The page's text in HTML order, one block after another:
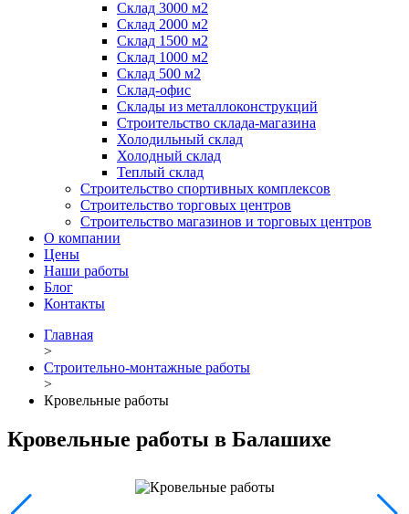
Склад 3000 м2
Склад 2000 м2
Склад 1500 м2
Склад 1000 м2
Склад 500 м2
Склад-офис
Склады из металлоконструкций
Строительство склада-магазина
Холодильный склад
Холодный склад
Теплый склад
Строительство спортивных комплексов
Строительство торговых центров
Строительство магазинов и торговых центров
О компании
Цены
Наши работы
Блог
Контакты
Главная
>
Строительно-монтажные работы
>
Кровельные работы
Кровельные работы в Балашихе